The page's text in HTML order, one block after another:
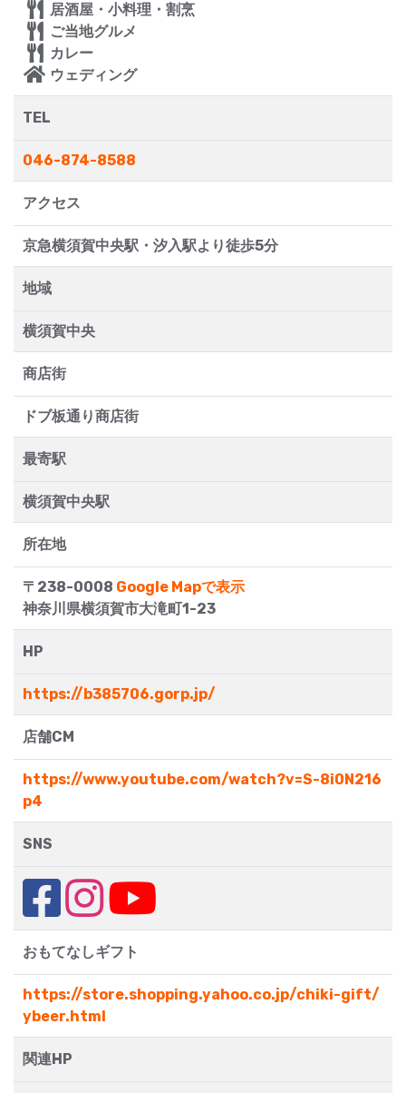
居酒屋・小料理・割烹
ご当地グルメ
カレー
ウェディング
TEL
046-874-8588
アクセス
京急横須賀中央駅・汐入駅より徒歩5分
地域
横須賀中央
商店街
ドブ板通り商店街
最寄駅
横須賀中央駅
所在地
〒238-0008 Google Mapで表示
神奈川県横須賀市大滝町1-23
HP
https://b385706.gorp.jp/
店舗CM
https://www.youtube.com/watch?v=S-8i0N216
p4
SNS
おもてなしギフト
https://store.shopping.yahoo.co.jp/chiki-gift/
ybeer.html
関連HP